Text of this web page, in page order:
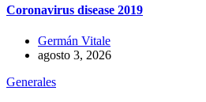
Coronavirus disease 2019
Germán Vitale
agosto 3, 2026
Generales